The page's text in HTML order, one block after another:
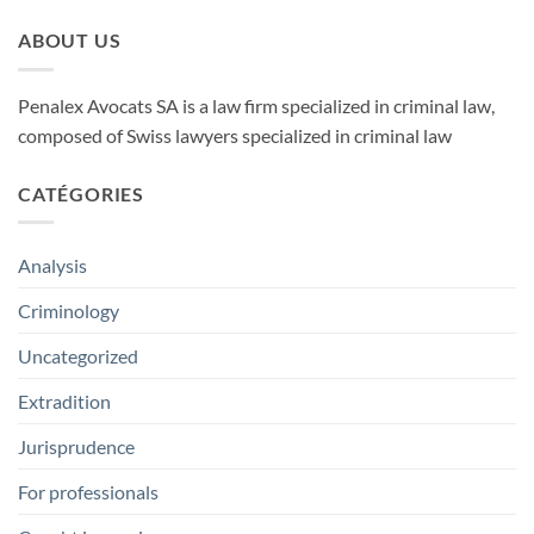
ABOUT US
Penalex Avocats SA is a law firm specialized in criminal law,
composed of Swiss lawyers specialized in criminal law
CATÉGORIES
Analysis
Criminology
Uncategorized
Extradition
Jurisprudence
For professionals